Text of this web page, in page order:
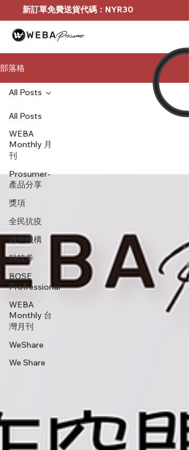
新訂單免費送貨代碼：NYR30
部落格
All Posts
WEBA
Monthly 月
刊
Prosumer-
產品分享
獎項
全民抗疫
綠色機構
科技券
BOSE
Profressional
WEBA
Monthly 台
灣月刊
WeShare
We Share
All Posts